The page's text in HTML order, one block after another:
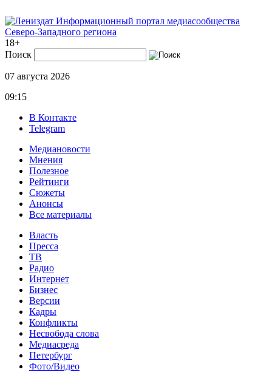
Информационный портал медиасообщества
Северо-Западного региона
18+
Поиск
07 августа 2026
09:15
В Контакте
Telegram
Медиановости
Мнения
Полезное
Рейтинги
Сюжеты
Анонсы
Все материалы
Власть
Пресса
ТВ
Радио
Интернет
Бизнес
Версии
Кадры
Конфликты
Несвобода слова
Медиасреда
Петербург
Фото/Видео